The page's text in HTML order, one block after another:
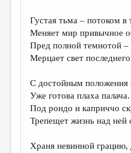
ИЗБРАННОЕ
ДАЙДЖЕСТ
ПРОИЗВЕДЕНИЯ
ПЕРЕВОДЫ
КОНКУРСЫ
ДЕТСКАЯ КОМНАТА
КНИЖНАЯ ПОЛКА
Густая тьма – потоком в
Меняет мир привычное
Пред полной темнотой –
Мерцает свет
С достойным положения
Уже готова плаха палача.
Под рондо и каприччо
Трепещет жизнь над ней
Храня невинной